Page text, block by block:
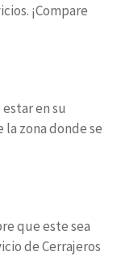
¡Compare
en su
zona donde se
que este sea
de Cerrajeros